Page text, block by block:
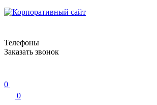
Телефоны
Заказать звонок
0
0